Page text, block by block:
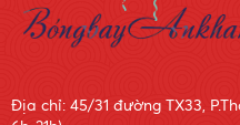
Địa chỉ: 45/31 đường TX33,